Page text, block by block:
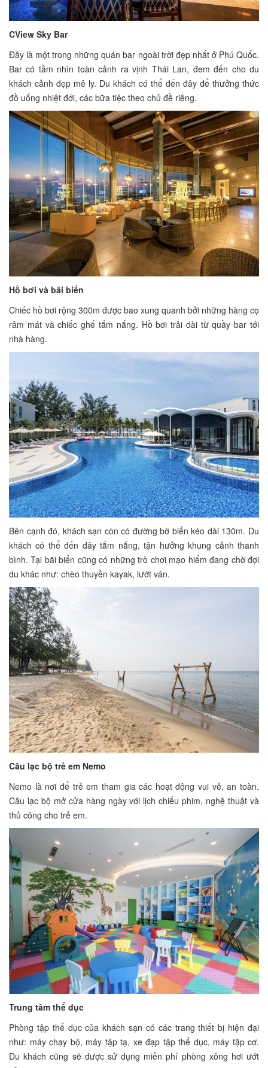
CView Sky Bar
Đây là một trong những quán bar ngoài trời đẹp nhất ở Phú Quốc.
Bar có tầm nhìn toàn cảnh ra vịnh Thái Lan, đem đến cho du
khách cảnh đẹp mê ly. Du khách có thể đến đây để thưởng thức
đồ uống nhiệt đới, các bữa tiệc theo chủ đề riêng.
Hồ bơi và bãi biển
Chiếc hồ bơi rộng 300m được bao xung quanh bởi những hàng cọ
râm mát và chiếc ghế tắm nắng. Hồ bơi trải dài từ quầy bar tới
nhà hàng.
Bên cạnh đó, khách sạn còn có đường bờ biển kéo dài 130m. Du
khách có thể đến đây tắm nắng, tận hưởng khung cảnh thanh
bình. Tại bãi biển cũng có những trò chơi mạo hiểm đang chờ đợi
du khác như: chèo thuyền kayak, lướt ván.
Câu lạc bộ trẻ em Nemo
Nemo là nơi để trẻ em tham gia các hoạt động vui vẻ, an toàn.
Câu lạc bộ mở cửa hàng ngày với lịch chiếu phim, nghệ thuật và
thủ công cho trẻ em.
Trung tâm thể dục
Phòng tập thể dục của khách sạn có các trang thiết bị hiện đại
như: máy chạy bộ, máy tập tạ, xe đạp tập thể dục, máy tập cơ.
Du khách cũng sẽ được sử dụng miễn phí phòng xông hơi ướt